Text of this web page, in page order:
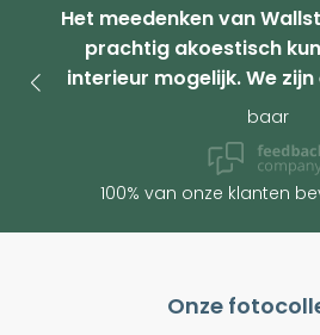
Het meedenken van
prachtig akoestisch
interieur mogelijk. We zijn
baar
100% van onze klanten
Onze